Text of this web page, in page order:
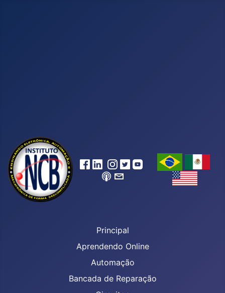
Principal
Aprendendo Online
Automação
Bancada de Reparação